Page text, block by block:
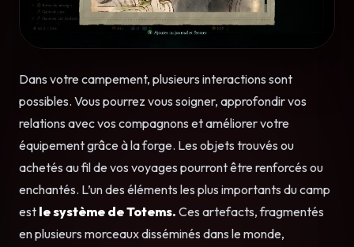
Dans votre campement, plusieurs interactions sont
possibles. Vous pourrez vous soigner, approfondir vos
relations avec vos compagnons et améliorer votre
équipement grâce à la forge. Les objets trouvés ou
achetés au fil de vos voyages pourront être renforcés ou
enchantés. L’un des éléments les plus importants du camp
est le système de Totems. Ces artefacts, fragmentés
en plusieurs morceaux disséminés dans le monde,